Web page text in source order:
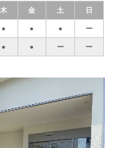
木 金 土
日
● ● ●
ー
● ● ー ー